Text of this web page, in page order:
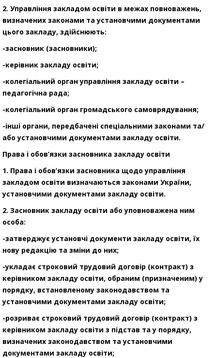
2. Управління закладом освіти в межах повноважень,
визначених законами та установчими документами
цього закладу, здійснюють:
-засновник (засновники);
-керівник закладу освіти;
-колегіальний орган управління закладу освіти –
педагогічна рада;
-колегіальний орган громадського самоврядування;
-інші органи, передбачені спеціальними законами та/
або установчими документами закладу освіти.
Права і обов’язки засновника закладу освіти
1. Права і обов’язки засновника щодо управління
закладом освіти визначаються законами України,
установчими документами закладу освіти.
2. Засновник закладу освіти або уповноважена ним
особа:
-затверджує установчі документи закладу освіти, їх
нову редакцію та зміни до них;
-укладає строковий трудовий договір (контракт) з
керівником закладу освіти, обраним (призначеним) у
порядку, встановленому законодавством та
установчими документами закладу освіти;
-розриває строковий трудовий договір (контракт) з
керівником закладу освіти з підстав та у порядку,
визначених законодавством та установчими
документами закладу освіти;